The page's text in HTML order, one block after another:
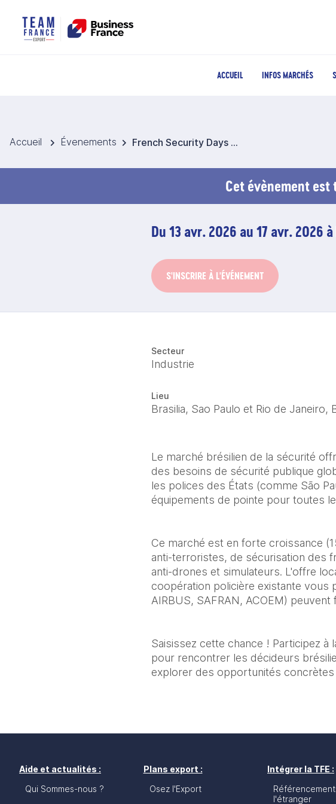
ACCUEIL INFOS MARCHÉS
Accueil Évenements French Security Days @ LAAD SECURITY MILIPOL BRAZIL 2026 - Brésil
Cet évènement
Du 13 avr. 2026 au 17 avr. 2026
S'INSCRIRE À L'ÉVÉNEMENT
Secteur
Industrie
Lieu
Brasilia, Sao Paulo et Rio de Janeiro,
Le marché brésilien de la sécurité
des besoins de sécurité publique
les polices des États (comme São
équipements de pointe pour toutes
Ce marché est en forte croissance
anti-terroristes, de sécurisation des
anti-drones et simulateurs. L'offre
coopération policière existante vous
AIRBUS, SAFRAN, ACOEM) peuvent
Saisissez cette chance ! Participez
pour rencontrer les décideurs
explorer des opportunités concrètes
Aide et actualités :
Qui Sommes-nous ?
Plans export :
Osez l'Export
Intégrer la TFE :
l'étranger